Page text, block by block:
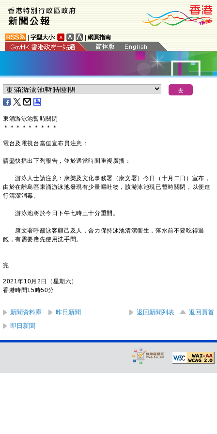
字型大小: 網頁指南
東涌游泳池暫時關閉
＊ ＊ ＊ ＊ ＊ ＊ ＊ ＊ ＊
電台及電視台當值宣布員注意：
請盡快播出下列報告，並於適當時間重複廣播：
游泳人士請注意：康樂及文化事務署（康文署）今日（十月二日）宣布，
由於在離島區東涌游泳池發現有少量嘔吐物，該游泳池現已暫時關閉，以便進
行清潔消毒。
游泳池將於今日下午七時三十分重開。
康文署呼籲泳客顧己及人，合力保持泳池清潔衞生，落水前不要吃得過
飽，有需要應先使用洗手間。
完
2021年10月2日（星期六）
香港時間15時50分
新聞資料庫 昨日新聞 返回新聞列表
返回頁首
即日新聞